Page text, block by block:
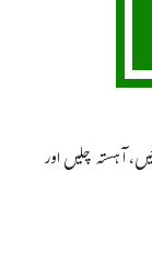
آہستہ چلیں اور